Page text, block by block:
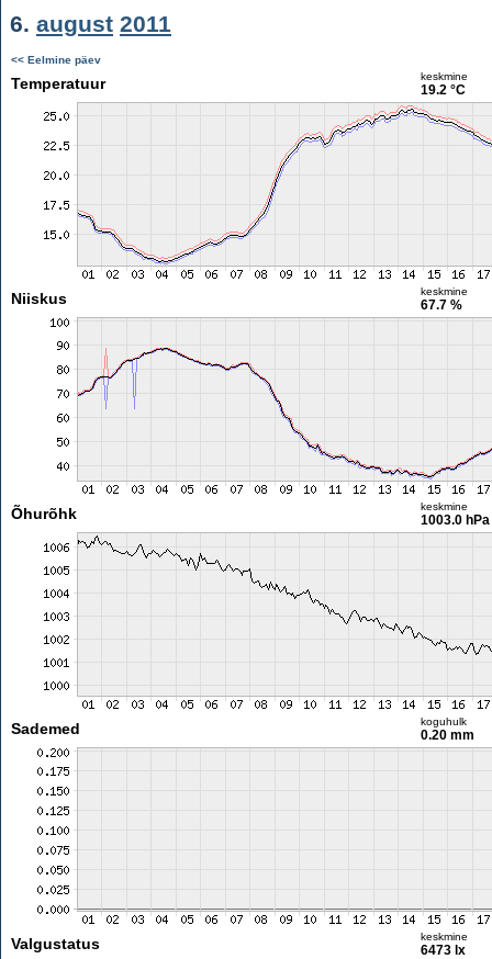
6. august 2011
<< Eelmine päev
Temperatuur keskmine
19.2 °C
Niiskus keskmine
67.7 %
Õhurõhk keskmine
1003.0 hPa
Sademed koguhulk
0.20 mm
Valgustatus keskmine
6473 lx